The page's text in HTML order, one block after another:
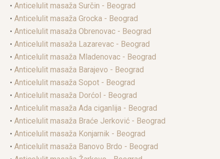
• Anticelulit masaža Surčin - Beograd
• Anticelulit masaža Grocka - Beograd
• Anticelulit masaža Obrenovac - Beograd
• Anticelulit masaža Lazarevac - Beograd
• Anticelulit masaža Mladenovac - Beograd
• Anticelulit masaža Barajevo - Beograd
• Anticelulit masaža Sopot - Beograd
• Anticelulit masaža Dorćol - Beograd
• Anticelulit masaža Ada ciganlija - Beograd
• Anticelulit masaža Braće Jerković - Beograd
• Anticelulit masaža Konjarnik - Beograd
• Anticelulit masaža Banovo Brdo - Beograd